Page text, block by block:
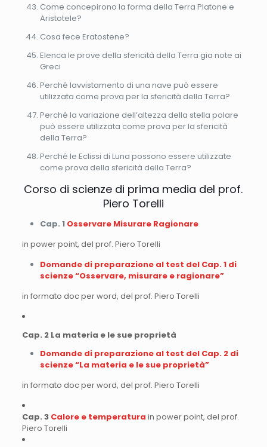
Come concepirono la forma della Terra Platone e
Aristotele?
Cosa fece Eratostene?
Elenca le prove della sfericità della Terra gia note ai
Greci
Perché lavvistamento di una nave può essere
utilizzata come prova per la sfericità della Terra?
Perché la variazione dell’altezza della stella polare
può essere utilizzata come prova per la sfericità
della Terra?
Perché le Eclissi di Luna possono essere utilizzate
come prova della sfericità della Terra?
Corso di scienze di prima media del prof.
Piero Torelli
Cap. 1 Osservare Misurare Ragionare
in power point, del prof. Piero Torelli
Domande di preparazione al test del Cap. 1 di
scienze “Osservare, misurare e ragionare”
in formato doc per word, del prof. Piero Torelli
Cap. 2 La materia e le sue proprietà
Domande di preparazione al test del Cap. 2 di
scienze “La materia e le sue proprietà”
in formato doc per word, del prof. Piero Torelli
Cap. 3 Calore e temperatura in power point, del prof.
Piero Torelli